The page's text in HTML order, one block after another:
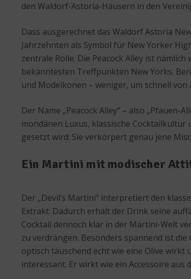
den Waldorf-Astoria-Häusern in den
Dass ausgerechnet das Waldorf Astoria
Jahrzehnten als Symbol für New Yorker
zentrale Rolle. Die Peacock Alley ist
bekanntesten Treffpunkten New Yorks.
und Modeikonen – weniger, um schnell
Der Name „Peacock Alley“ – also
mondänen Luxus, klassische Cocktailkultur
gesetzt wird: Sie verkörpert genau jene
Ein Martini mit modischer
Der „Devil’s Martini“ interpretiert den
Extrakt. Dadurch erhält der Drink seine
Cocktail dennoch klar in der Martini-Welt
zu verdrängen. Besonders spannend ist
optisch täuschend echt wie eine Olive
interessant. Er wirkt wie ein Accessoire